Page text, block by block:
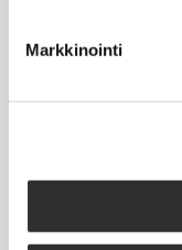
Markkinointi
Työttömyys ja
Kesätyöntekijän